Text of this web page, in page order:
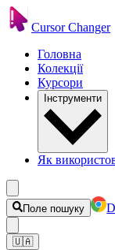
Cursor Changer
Головна
Колекції
Курсори
Інструменти
Як
Поле пошуку
🇺🇦